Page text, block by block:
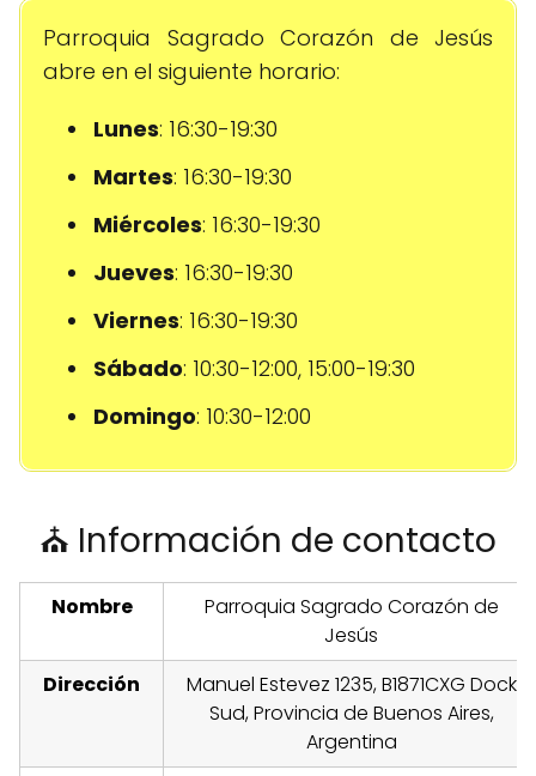
Parroquia Sagrado Corazón de Jesús
abre en el siguiente horario:
Lunes: 16:30-19:30
Martes: 16:30-19:30
Miércoles: 16:30-19:30
Jueves: 16:30-19:30
Viernes: 16:30-19:30
Sábado: 10:30-12:00, 15:00-19:30
Domingo: 10:30-12:00
⛪ Información de contacto
Nombre
Parroquia Sagrado Corazón de
Jesús
Dirección
Manuel Estevez 1235, B1871CXG Dock
Sud, Provincia de Buenos Aires,
Argentina